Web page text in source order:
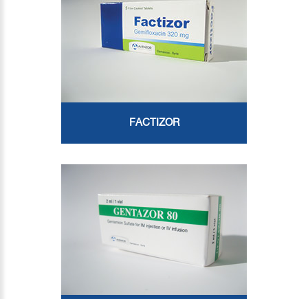
FACTIZOR